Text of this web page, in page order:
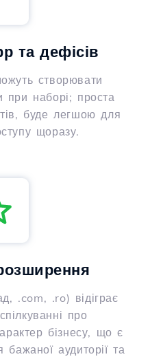
та дефісів
створювати
при наборі; проста
буде легшою для
щоразу.
.com, .ro) відіграє
про
бізнесу, що є
аудиторії та